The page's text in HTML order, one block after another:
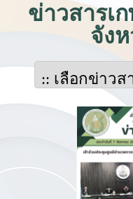
ป
ข่าวสารเ
จัง